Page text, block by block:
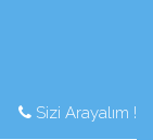
Sizi Arayalım !